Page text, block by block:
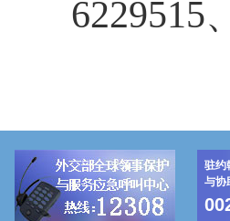
6229515
驻约
与协